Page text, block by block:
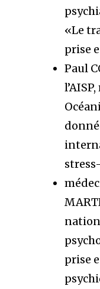
«Le
prise
Paul
prise